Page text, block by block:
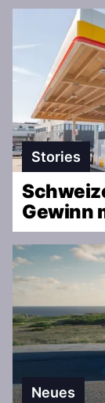
Stories
Gewinn
Neues